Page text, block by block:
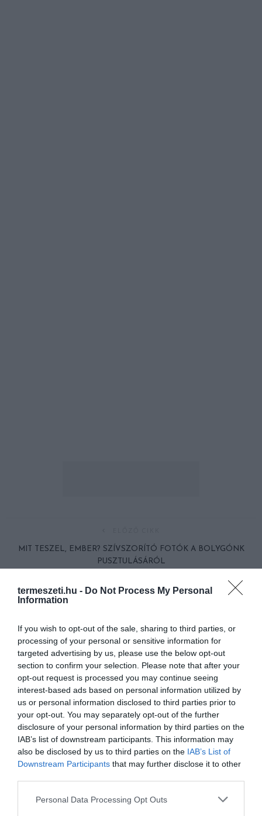
termeszeti.hu - Do Not Process My Personal
Information
If you wish to opt-out of the sale, sharing to third parties, or
processing of your personal or sensitive information for
targeted advertising by us, please use the below opt-out
section to confirm your selection. Please note that after your
opt-out request is processed you may continue seeing
interest-based ads based on personal information utilized by
us or personal information disclosed to third parties prior to
your opt-out. You may separately opt-out of the further
disclosure of your personal information by third parties on the
IAB’s list of downstream participants. This information may
also be disclosed by us to third parties on the IAB’s List of
Downstream Participants that may further disclose it to other
Please note that this website/app uses one or more Google
Personal Data Processing Opt Outs
MIT TESZEL, EMBER? SZÍVSZORÍTÓ FOTÓK A BOLYGÓNK
PUSZTULÁSÁRÓL
KÖVETKEZŐ CIKK
BELŐLE A VIRÁGAINAK
HASONLÓ ÉRDEKESSÉGEK